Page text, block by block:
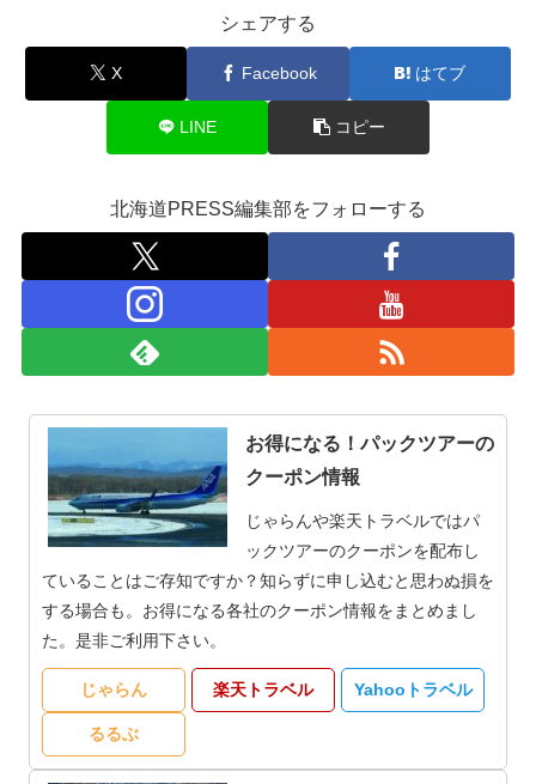
シェアする
X Facebook はてブ
LINE コピー
北海道PRESS編集部をフォローする
お得になる！パックツアーの
クーポン情報
じゃらんや楽天トラベルではパ
ックツアーのクーポンを配布し
ていることはご存知ですか？知らずに申し込むと思わぬ損を
する場合も。お得になる各社のクーポン情報をまとめまし
た。是非ご利用下さい。
じゃらん 楽天トラベル Yahooトラベル
るるぶ